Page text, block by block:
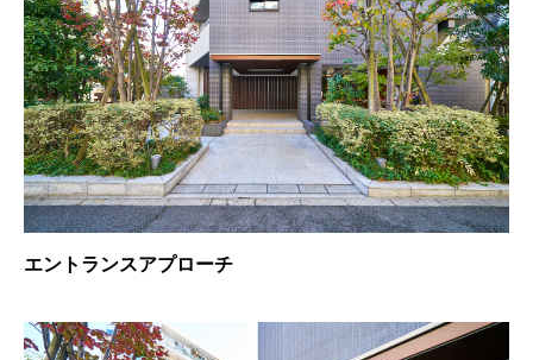
エントランスアプローチ